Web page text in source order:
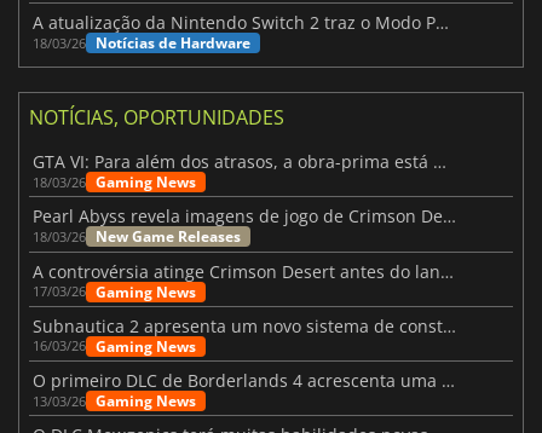
A atualização da Nintendo Switch 2 traz o Modo Portátil aos jogos mais antigos da Switch
18/03/26 Notícias de Hardware
NOTÍCIAS, OPORTUNIDADES
GTA VI: Para além dos atrasos, a obra-prima está quase a chegar
18/03/26 Gaming News
Pearl Abyss revela imagens de jogo de Crimson Desert para a PS5
18/03/26 New Game Releases
A controvérsia atinge Crimson Desert antes do lançamento
17/03/26 Gaming News
Subnautica 2 apresenta um novo sistema de construção de bases
16/03/26 Gaming News
O primeiro DLC de Borderlands 4 acrescenta uma nova personagem e muito mais
13/03/26 Gaming News